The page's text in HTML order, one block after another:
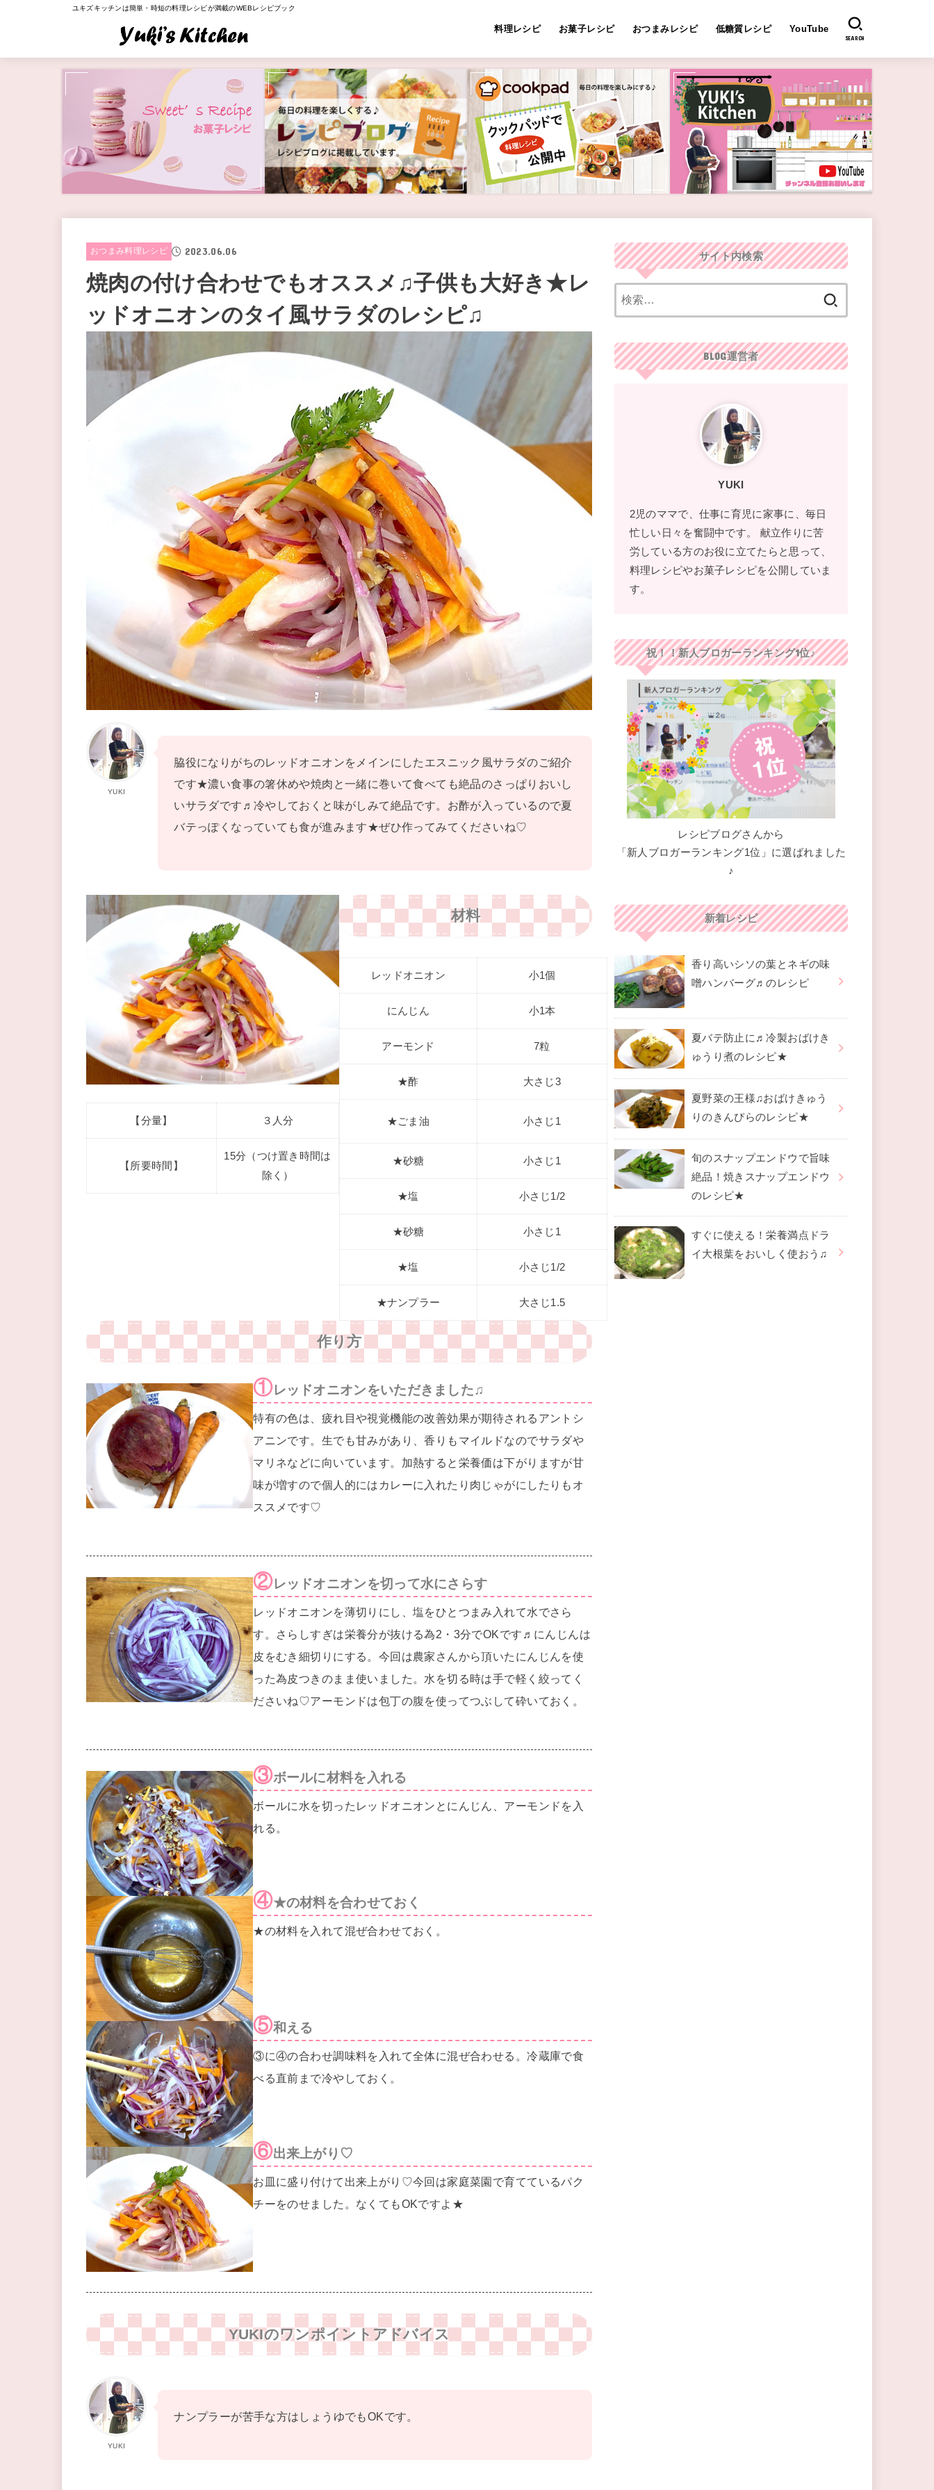
ユキズキッチンは簡単・時短の料理レシピが満載のWEBレシピブック
料理レシピ お菓子レシピ おつまみレシピ 低糖質レシピ YouTube
SEARCH
おつまみ料理レシピ 2023.06.06
焼肉の付け合わせでもオススメ♫子供も大好き★レ
ッドオニオンのタイ風サラダのレシピ♫
YUKI
脇役になりがちのレッドオニオンをメインにしたエスニック風サラダのご紹介
です★濃い食事の箸休めや焼肉と一緒に巻いて食べても絶品のさっぱりおいし
いサラダです♬冷やしておくと味がしみて絶品です。お酢が入っているので夏
バテっぽくなっていても食が進みます★ぜひ作ってみてくださいね♡
【分量】 ３人分
【所要時間】
15分（つけ置き時間は
除く）
材料
レッドオニオン 小1個
にんじん 小1本
アーモンド 7粒
★酢 大さじ3
★ごま油 小さじ1
★砂糖 小さじ1
★塩 小さじ1/2
★砂糖 小さじ1
★塩 小さじ1/2
★ナンプラー 大さじ1.5
作り方
①レッドオニオンをいただきました♫
特有の色は、疲れ目や視覚機能の改善効果が期待されるアントシ
アニンです。生でも甘みがあり、香りもマイルドなのでサラダや
マリネなどに向いています。加熱すると栄養価は下がりますが甘
味が増すので個人的にはカレーに入れたり肉じゃがにしたりもオ
ススメです♡
②レッドオニオンを切って水にさらす
レッドオニオンを薄切りにし、塩をひとつまみ入れて水でさら
す。さらしすぎは栄養分が抜ける為2・3分でOKです♬にんじんは
皮をむき細切りにする。今回は農家さんから頂いたにんじんを使
った為皮つきのまま使いました。水を切る時は手で軽く絞ってく
ださいね♡アーモンドは包丁の腹を使ってつぶして砕いておく。
③ボールに材料を入れる
ボールに水を切ったレッドオニオンとにんじん、アーモンドを入
れる。
④★の材料を合わせておく
★の材料を入れて混ぜ合わせておく。
⑤和える
③に④の合わせ調味料を入れて全体に混ぜ合わせる。冷蔵庫で食
べる直前まで冷やしておく。
⑥出来上がり♡
お皿に盛り付けて出来上がり♡今回は家庭菜園で育てているパク
チーをのせました。なくてもOKですよ★
YUKIのワンポイントアドバイス
YUKI
ナンプラーが苦手な方はしょうゆでもOKです。
サイト内検索
BLOG運営者
YUKI
2児のママで、仕事に育児に家事に、毎日
忙しい日々を奮闘中です。 献立作りに苦
労している方のお役に立てたらと思って、
料理レシピやお菓子レシピを公開していま
す。
祝！！新人ブロガーランキング1位♪
レシピブログさんから
「新人ブロガーランキング1位」に選ばれました
♪
新着レシピ
香り高いシソの葉とネギの味
噌ハンバーグ♬のレシピ
夏バテ防止に♬冷製おばけき
ゅうり煮のレシピ★
夏野菜の王様♫おばけきゅう
りのきんぴらのレシピ★
旬のスナップエンドウで旨味
絶品！焼きスナップエンドウ
のレシピ★
すぐに使える！栄養満点ドラ
イ大根葉をおいしく使おう♫